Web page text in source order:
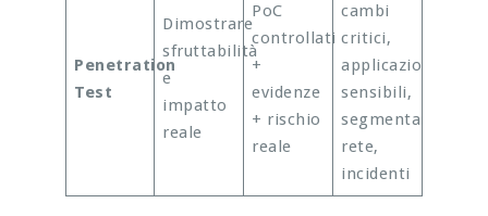
Penetration
Test
Dimostrare
sfruttabilità
e
impatto
reale
PoC
controllati
+
evidenze
+ rischio
reale
cambi
critici,
applicazioni
sensibili,
segmentazione
rete,
incidenti